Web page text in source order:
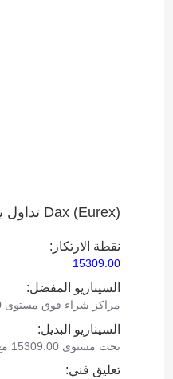
Dax (Eurex)‎ تداول يومي:
نقطة الارتكاز:
15309.00
السيناريو المفضل:
مراكز شراء فوق مستوى 15309.00 مع أهداف عند 15710.00 و 15880.00.
السيناريو البديل:
تحت مستوى 15309.00 مع استهداف مستويات 15150.00 و 15030.00 كأهداف.
تعليق فني: